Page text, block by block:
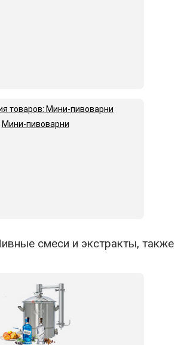
Мини-пивоварни
смеси и экстракты, также